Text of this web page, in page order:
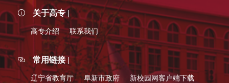
关于高专 |
高专介绍 联系我们
常用链接 |
辽宁省教育厅 阜新市政府 新校园网客户端下载